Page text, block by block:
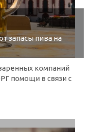
запасы пива на
компаний
помощи в связи с